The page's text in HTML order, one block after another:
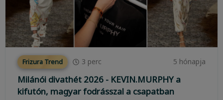
Frizura Trend 3 perc 5 hónapja
Milánói divathét 2026 - KEVIN.MURPHY a
kifutón, magyar fodrásszal a csapatban